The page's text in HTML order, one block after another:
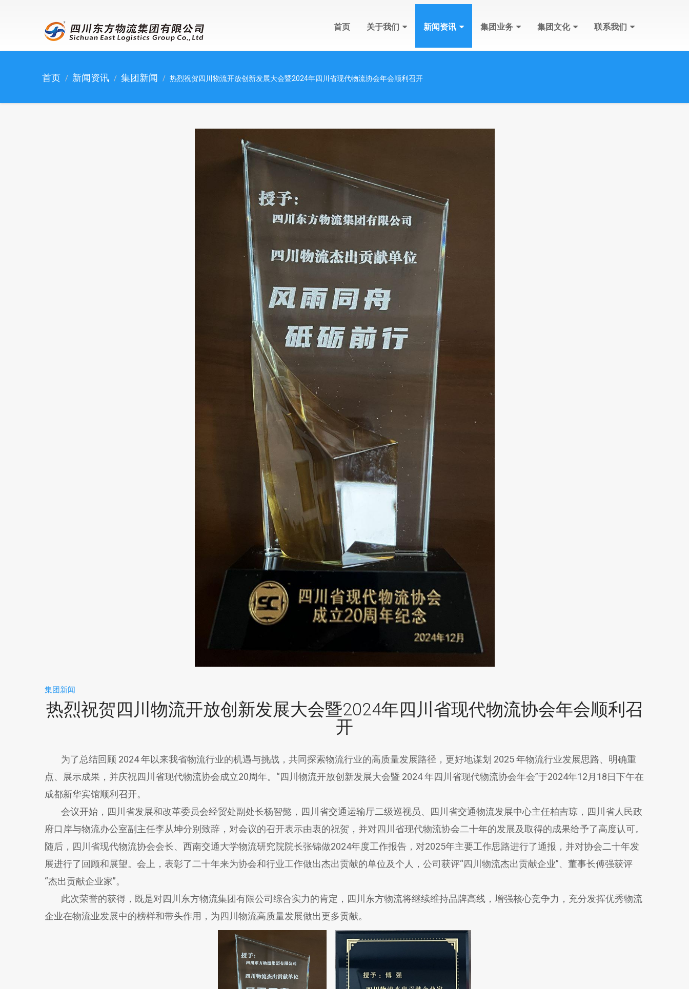
首页 关于我们 新闻资讯 集团业务 集团文化 联系我们
首页 新闻资讯 集团新闻 热烈祝贺四川物流开放创新发展大会暨2024年四川省现代物流协会年会顺利召开
集团新闻
热烈祝贺四川物流开放创新发展大会暨2024年四川省现代物流协会年会顺利召
开
为了总结回顾 2024 年以来我省物流行业的机遇与挑战，共同探索物流行业的高质量发展路径，更好地谋划 2025 年物流行业发展思路、明确重
点、展示成果，并庆祝四川省现代物流协会成立20周年。“四川物流开放创新发展大会暨 2024 年四川省现代物流协会年会”于2024年12月18日下午在
成都新华宾馆顺利召开。
会议开始，四川省发展和改革委员会经贸处副处长杨智懿，四川省交通运输厅二级巡视员、四川省交通物流发展中心主任柏吉琼，四川省人民政
府口岸与物流办公室副主任李从坤分别致辞，对会议的召开表示由衷的祝贺，并对四川省现代物流协会二十年的发展及取得的成果给予了高度认可。
随后，四川省现代物流协会会长、西南交通大学物流研究院院长张锦做2024年度工作报告，对2025年主要工作思路进行了通报，并对协会二十年发
展进行了回顾和展望。会上，表彰了二十年来为协会和行业工作做出杰出贡献的单位及个人，公司获评“四川物流杰出贡献企业”、董事长傅强获评
“杰出贡献企业家”。
此次荣誉的获得，既是对四川东方物流集团有限公司综合实力的肯定，四川东方物流将继续维持品牌高线，增强核心竞争力，充分发挥优秀物流
企业在物流业发展中的榜样和带头作用，为四川物流高质量发展做出更多贡献。